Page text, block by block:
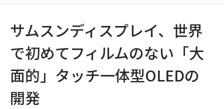
サムスンディスプレイ、世界
で初めてフィルムのない「大
面的」タッチ一体型OLEDの
開発